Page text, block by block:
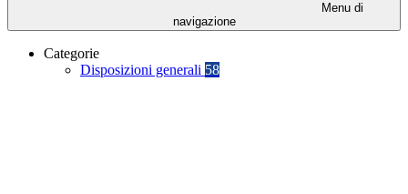
Menu di
navigazione
Categorie
Disposizioni generali 58